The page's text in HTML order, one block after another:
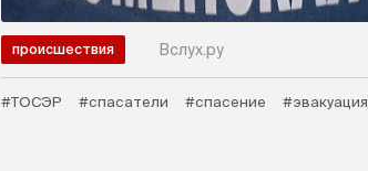
происшествия Вслух.ру
#ТОСЭР #спасатели #спасение #эвакуация